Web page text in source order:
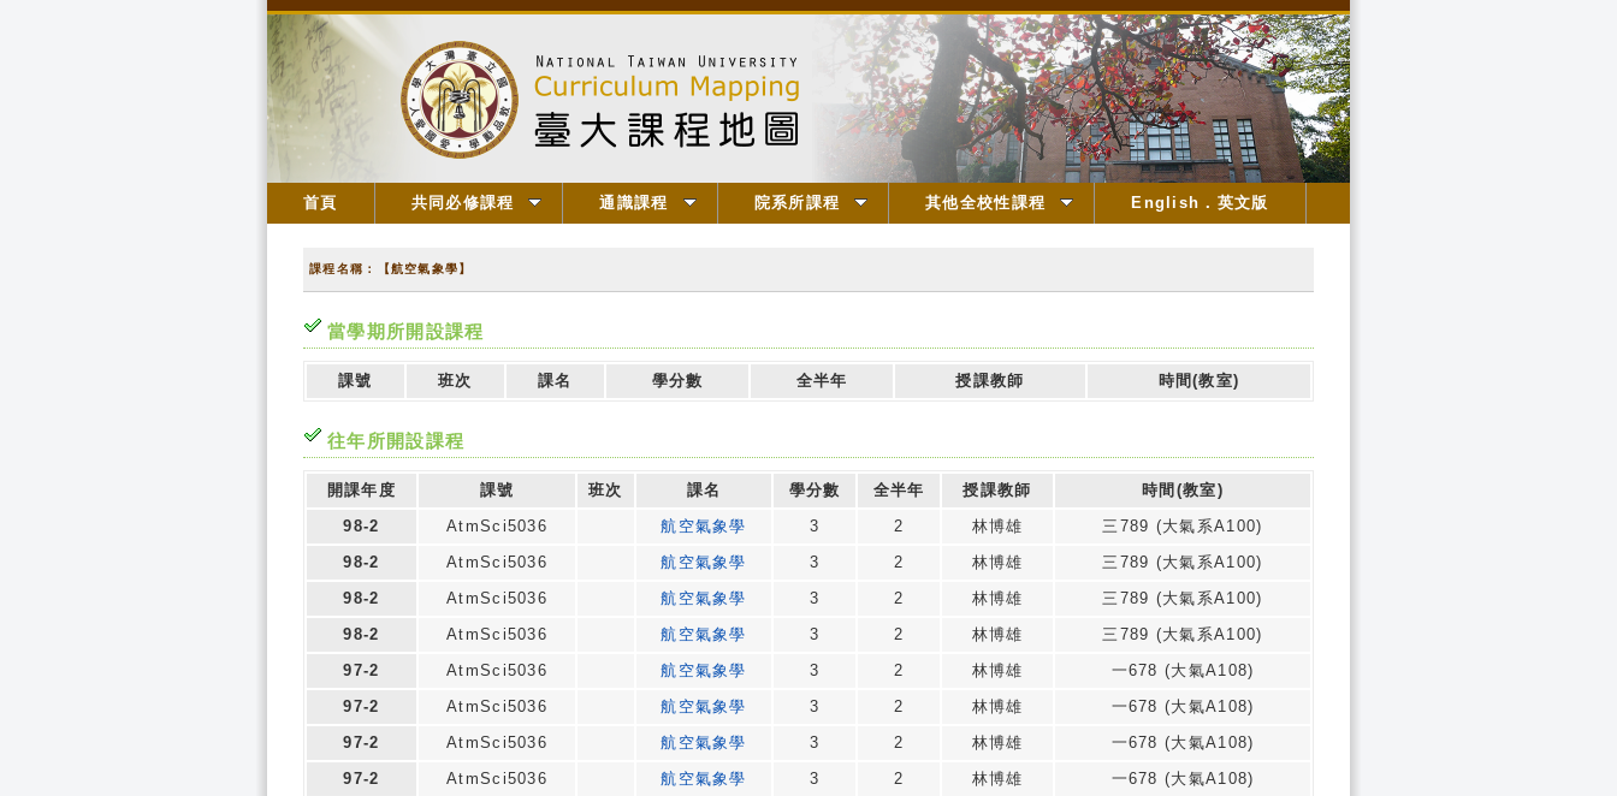
首頁 共同必修課程 通識課程 院系所課程 其他全校性課程 English．英文版
課程名稱：【航空氣象學】
當學期所開設課程
課號 班次 課名 學分數 全半年 授課教師 時間(教室)
往年所開設課程
開課年度 課號 班次 課名 學分數 全半年 授課教師
時間(教室)
98-2
AtmSci5036 航空氣象學 3 2 林博雄
三789 (大氣系A100)
98-2
AtmSci5036 航空氣象學 3 2 林博雄
三789 (大氣系A100)
98-2
AtmSci5036 航空氣象學 3 2 林博雄
三789 (大氣系A100)
98-2
AtmSci5036 航空氣象學 3 2 林博雄
三789 (大氣系A100)
97-2
AtmSci5036 航空氣象學 3 2 林博雄
一678 (大氣A108)
97-2
AtmSci5036 航空氣象學 3 2 林博雄
一678 (大氣A108)
97-2
AtmSci5036 航空氣象學 3 2 林博雄
一678 (大氣A108)
97-2
AtmSci5036 航空氣象學 3 2 林博雄
一678 (大氣A108)